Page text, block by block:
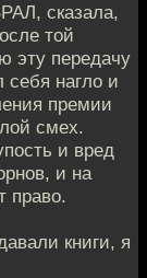
сказала,
той
эту передачу
себя нагло и
премии
смех.
и вред
и на
право.
книги, я